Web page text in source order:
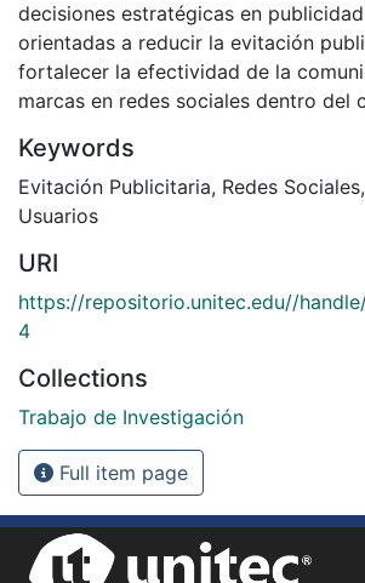
decisiones estratégicas en
orientadas a reducir la evitación
fortalecer la efectividad de la
marcas en redes sociales dentro del
Keywords
Evitación Publicitaria, Redes Sociales,
Usuarios
URI
https://repositorio.unitec.edu//
4
Collections
Trabajo de Investigación
Full item page